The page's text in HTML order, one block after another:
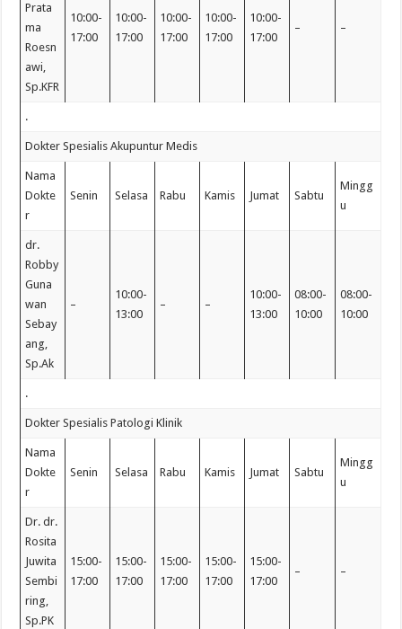
Prata
ma
Roesn
awi,
Sp.KFR
10:00-
17:00
10:00-
17:00
10:00-
17:00
10:00-
17:00
10:00-
17:00
– –
.
Dokter Spesialis Akupuntur Medis
Nama
Dokte
r
Senin Selasa Rabu Kamis Jumat Sabtu
Mingg
u
dr.
Robby
Guna
wan
Sebay
ang,
Sp.Ak
–
10:00-
13:00
– –
10:00-
13:00
08:00-
10:00
08:00-
10:00
.
Dokter Spesialis Patologi Klinik
Nama
Dokte
r
Senin Selasa Rabu Kamis Jumat Sabtu
Mingg
u
Dr. dr.
Rosita
Juwita
Sembi
ring,
Sp.PK
15:00-
17:00
15:00-
17:00
15:00-
17:00
15:00-
17:00
15:00-
17:00
– –